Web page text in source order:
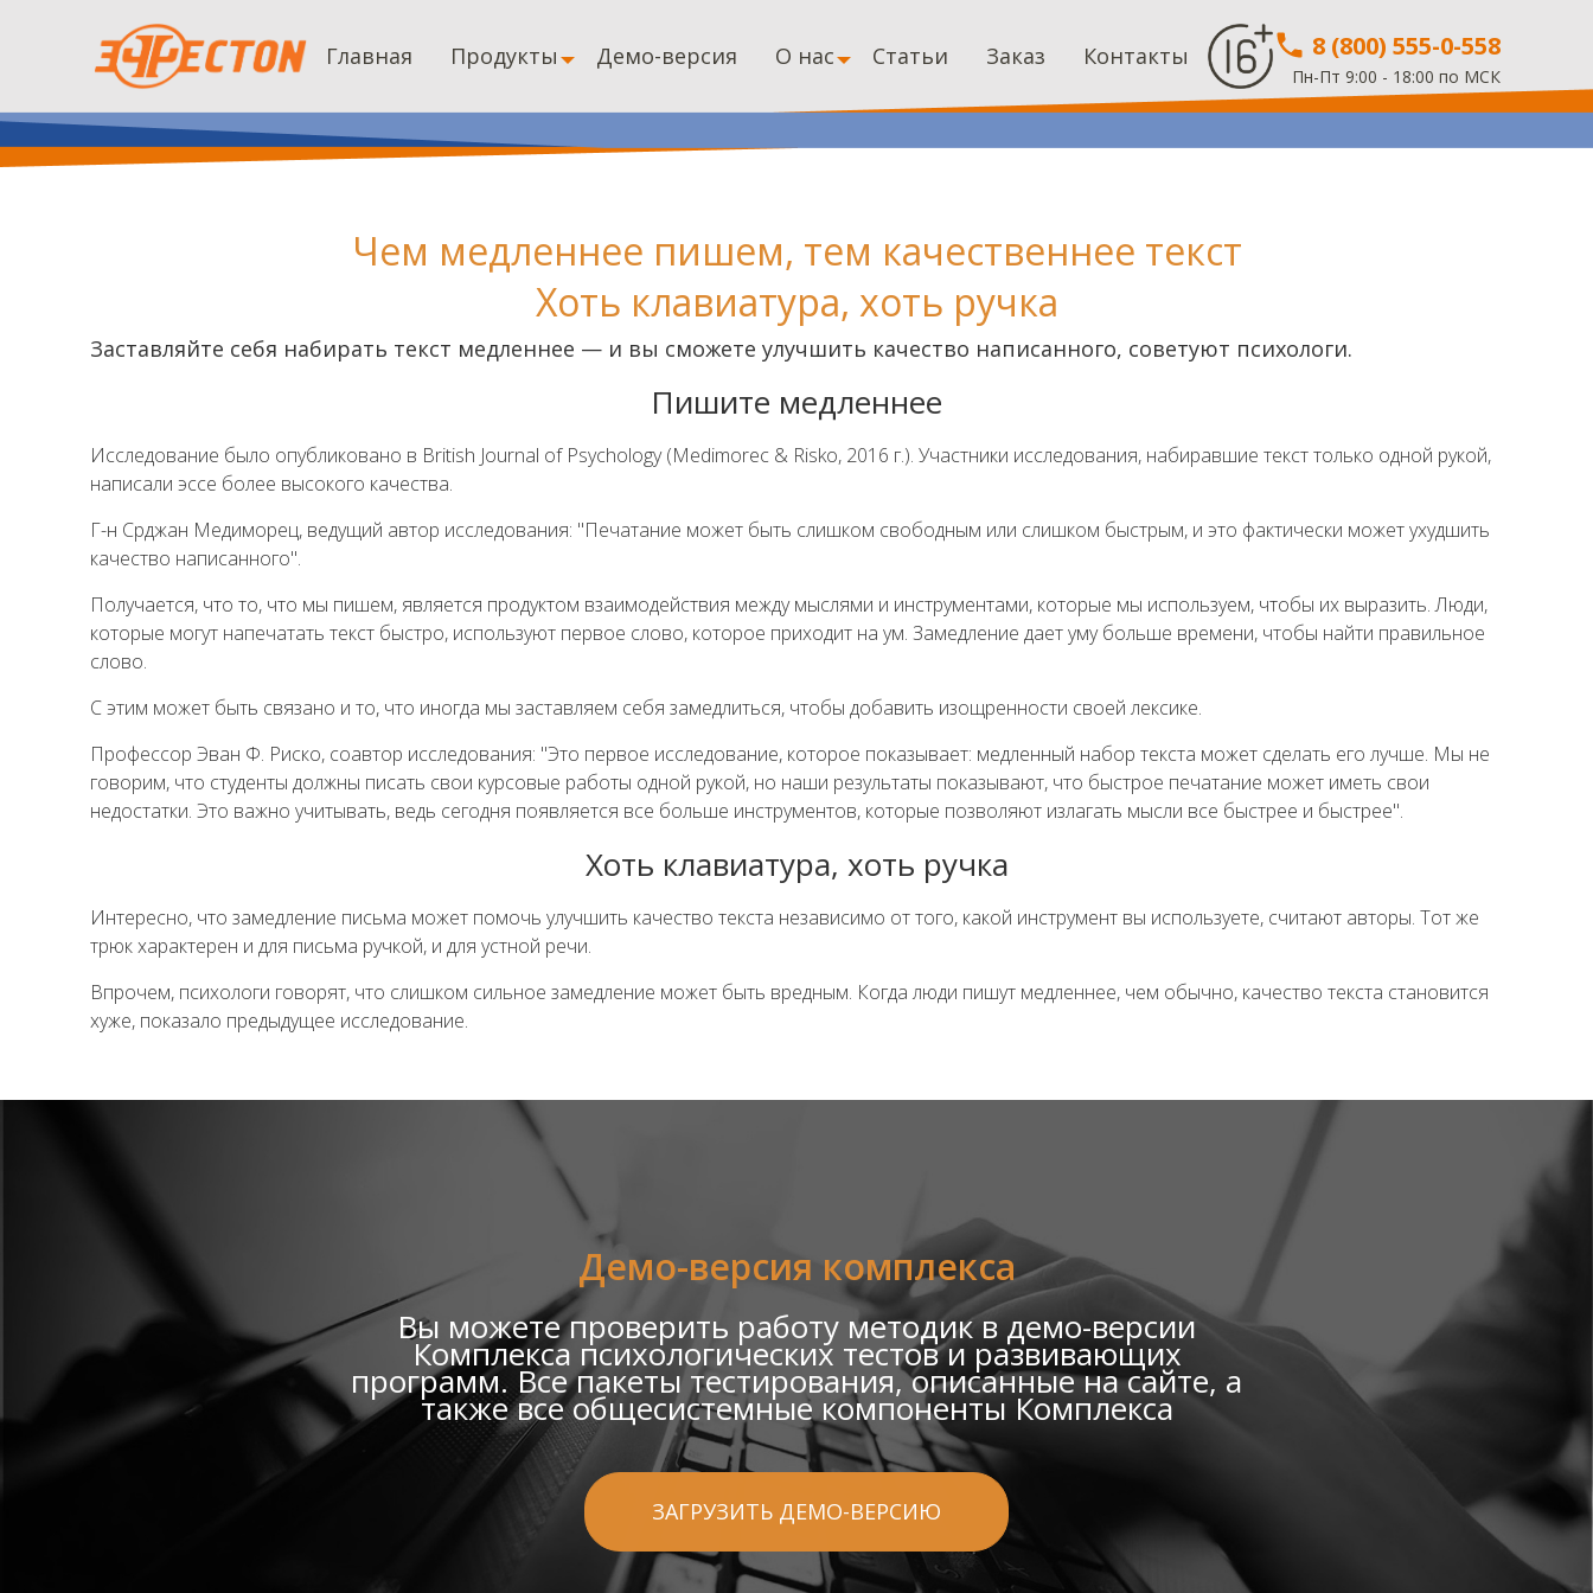
Главная Продукты Демо-версия О нас Статьи Заказ Контакты 8 (800) 555-0-558
Пн-Пт 9:00 - 18:00 по МСК
Чем медленнее пишем, тем качественнее текст
Хоть клавиатура, хоть ручка
Заставляйте себя набирать текст медленнее — и вы сможете улучшить качество написанного, советуют психологи.
Пишите медленнее
Исследование было опубликовано в British Journal of Psychology (Medimorec & Risko, 2016 г.). Участники исследования, набиравшие текст только одной рукой,
написали эссе более высокого качества.
Г-н Срджан Медиморец, ведущий автор исследования: "Печатание может быть слишком свободным или слишком быстрым, и это фактически может ухудшить
качество написанного".
Получается, что то, что мы пишем, является продуктом взаимодействия между мыслями и инструментами, которые мы используем, чтобы их выразить. Люди,
которые могут напечатать текст быстро, используют первое слово, которое приходит на ум. Замедление дает уму больше времени, чтобы найти правильное
слово.
С этим может быть связано и то, что иногда мы заставляем себя замедлиться, чтобы добавить изощренности своей лексике.
Профессор Эван Ф. Риско, соавтор исследования: "Это первое исследование, которое показывает: медленный набор текста может сделать его лучше. Мы не
говорим, что студенты должны писать свои курсовые работы одной рукой, но наши результаты показывают, что быстрое печатание может иметь свои
недостатки. Это важно учитывать, ведь сегодня появляется все больше инструментов, которые позволяют излагать мысли все быстрее и быстрее".
Хоть клавиатура, хоть ручка
Интересно, что замедление письма может помочь улучшить качество текста независимо от того, какой инструмент вы используете, считают авторы. Тот же
трюк характерен и для письма ручкой, и для устной речи.
Впрочем, психологи говорят, что слишком сильное замедление может быть вредным. Когда люди пишут медленнее, чем обычно, качество текста становится
хуже, показало предыдущее исследование.
Демо-версия комплекса
Вы можете проверить работу методик в демо-версии
Комплекса психологических тестов и развивающих
программ. Все пакеты тестирования, описанные на сайте, а
также все общесистемные компоненты Комплекса
ЗАГРУЗИТЬ ДЕМО-ВЕРСИЮ